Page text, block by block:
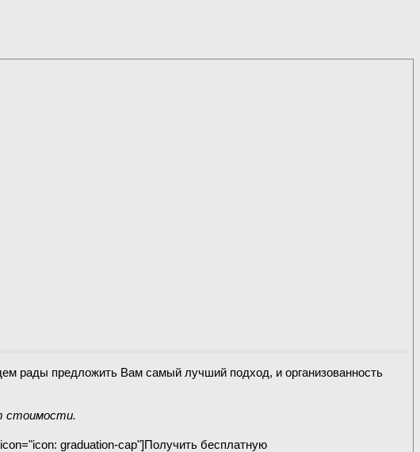
рады предложить Вам самый лучший подход, и организованность
стоимости.
graduation-cap"]Получить бесплатную